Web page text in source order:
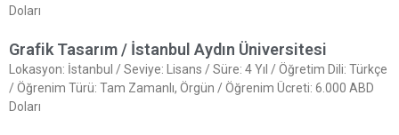
Doları
Grafik Tasarım / İstanbul Aydın Üniversitesi
Lokasyon: İstanbul / Seviye: Lisans / Süre: 4 Yıl / Öğretim Dili: Türkçe
/ Öğrenim Türü: Tam Zamanlı, Örgün / Öğrenim Ücreti: 6.000 ABD
Doları